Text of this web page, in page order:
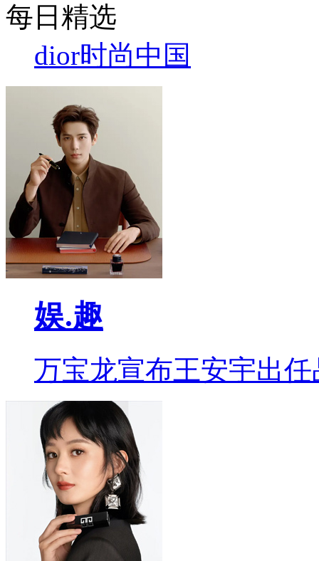
每日精选
dior时尚中国
娱.趣
万宝龙宣布王安宇出